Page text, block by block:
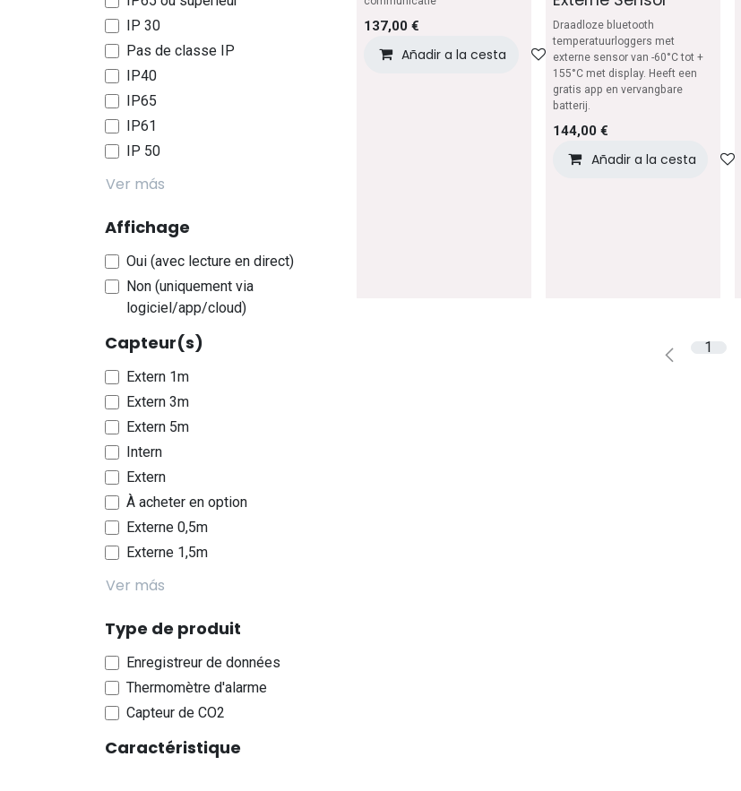
IP 30
Pas de classe IP
IP40
IP65
IP61
IP 50
Ver más
Affichage
Oui (avec lecture en direct)
Non (uniquement via
logiciel/app/cloud)
Capteur(s)
Extern 1m
Extern 3m
Extern 5m
Intern
Extern
À acheter en option
Externe 0,5m
Externe 1,5m
Ver más
Type de produit
Enregistreur de données
Thermomètre d'alarme
Capteur de CO2
Caractéristique
137,00 €
Añadir a la cesta Añadir a lista de deseos
Draadloze bluetooth
temperatuurloggers met
externe sensor van -60°C tot +
155°C met display. Heeft een
gratis app en vervangbare
batterij.
144,00 €
Añadir a la cesta
1